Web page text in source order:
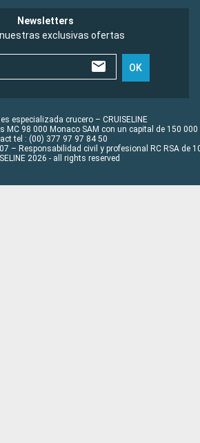
Newsletters
nuestras exclusivas ofertas
OK
especializada crucero – CRUISELINE
MC 98 000 Monaco SAM con un capital de 150 000
tel : (00) 377 97 97 84 50
– Responsabilidad civil y profesional RC RSA de
2026 - all rights reserved